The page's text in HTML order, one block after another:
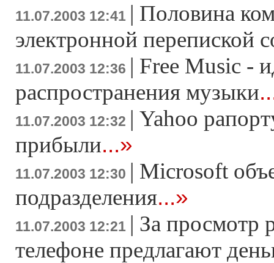
11.07.2003 12:41 | Половина
электронной перепиской
11.07.2003 12:36 | Free Music -
распространения музыки
11.07.2003 12:32 | Yahoo
прибыли...»
11.07.2003 12:30 | Microsoft
подразделения...»
11.07.2003 12:21 | За просмотр
телефоне предлагают